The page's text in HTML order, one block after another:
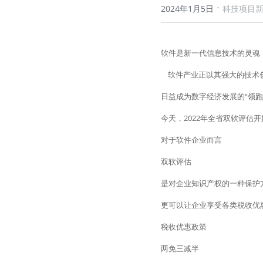
2024年1月5日 · 科技项目
软件是新一代信息技术的灵魂
软件产业正以其强大的技
日益成为数字经济发展的“领
今天，2022年全省双软评估开
对于软件企业而言
双软评估
是对企业知识产权的一种保护
更可以让企业享受各类税收优
税收优惠政策
两免三减半